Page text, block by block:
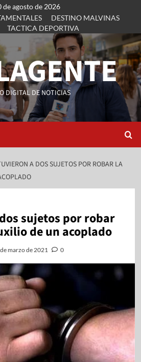
de agosto de 2026
DESTINO MALVINAS
TACTICA DEPORTIVA
DIGITAL DE NOTICIAS
A DOS SUJETOS POR ROBAR LA
sujetos por robar
de un acoplado
marzo de 2021 0